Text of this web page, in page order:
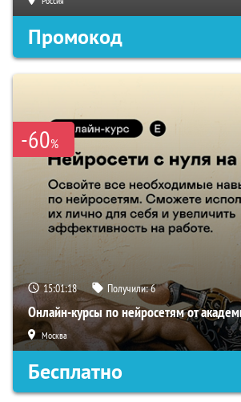
Промокод
-60%
15:01:17 Получили:6
Онлайн-курсы по нейросетям от
Москва
Бесплатно